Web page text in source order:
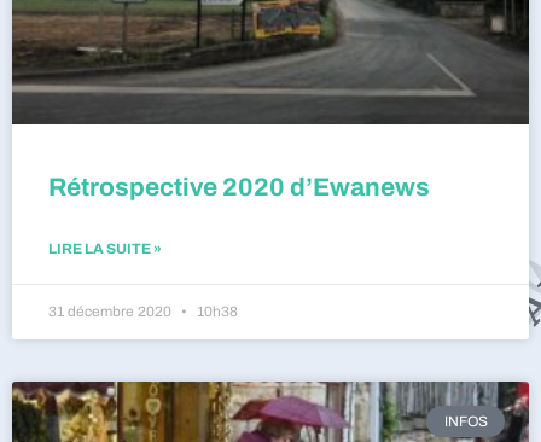
Rétrospective 2020 d’Ewanews
LIRE LA SUITE »
31 décembre 2020 10h38
INFOS